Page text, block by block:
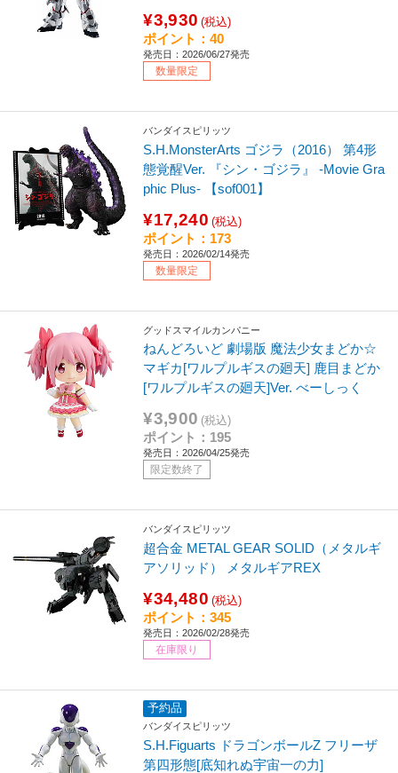
¥3,930 (税込)
ポイント：40
発売日：2026/06/27発売
数量限定
バンダイスピリッツ
S.H.MonsterArts ゴジラ（2016） 第4形
態覚醒Ver. 『シン・ゴジラ』 -Movie Gra
phic Plus- 【sof001】
¥17,240 (税込)
ポイント：173
発売日：2026/02/14発売
数量限定
グッドスマイルカンパニー
ねんどろいど 劇場版 魔法少女まどか☆
マギカ[ワルプルギスの廻天] 鹿目まどか
[ワルプルギスの廻天]Ver. べーしっく
¥3,900 (税込)
ポイント：195
発売日：2026/04/25発売
限定数終了
バンダイスピリッツ
超合金 METAL GEAR SOLID（メタルギ
アソリッド） メタルギアREX
¥34,480 (税込)
ポイント：345
発売日：2026/02/28発売
在庫限り
予約品
バンダイスピリッツ
S.H.Figuarts ドラゴンボールZ フリーザ
第四形態[底知れぬ宇宙一の力]